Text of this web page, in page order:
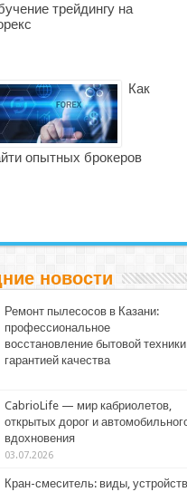
трейдингу на
Как
опытных брокеров
новости
Ремонт пылесосов в Казани:
профессиональное
восстановление бытовой техники
гарантией качества
CabrioLife — мир кабриолетов,
открытых дорог и
вдохновения
03.07.2026
Кран-смеситель: виды,